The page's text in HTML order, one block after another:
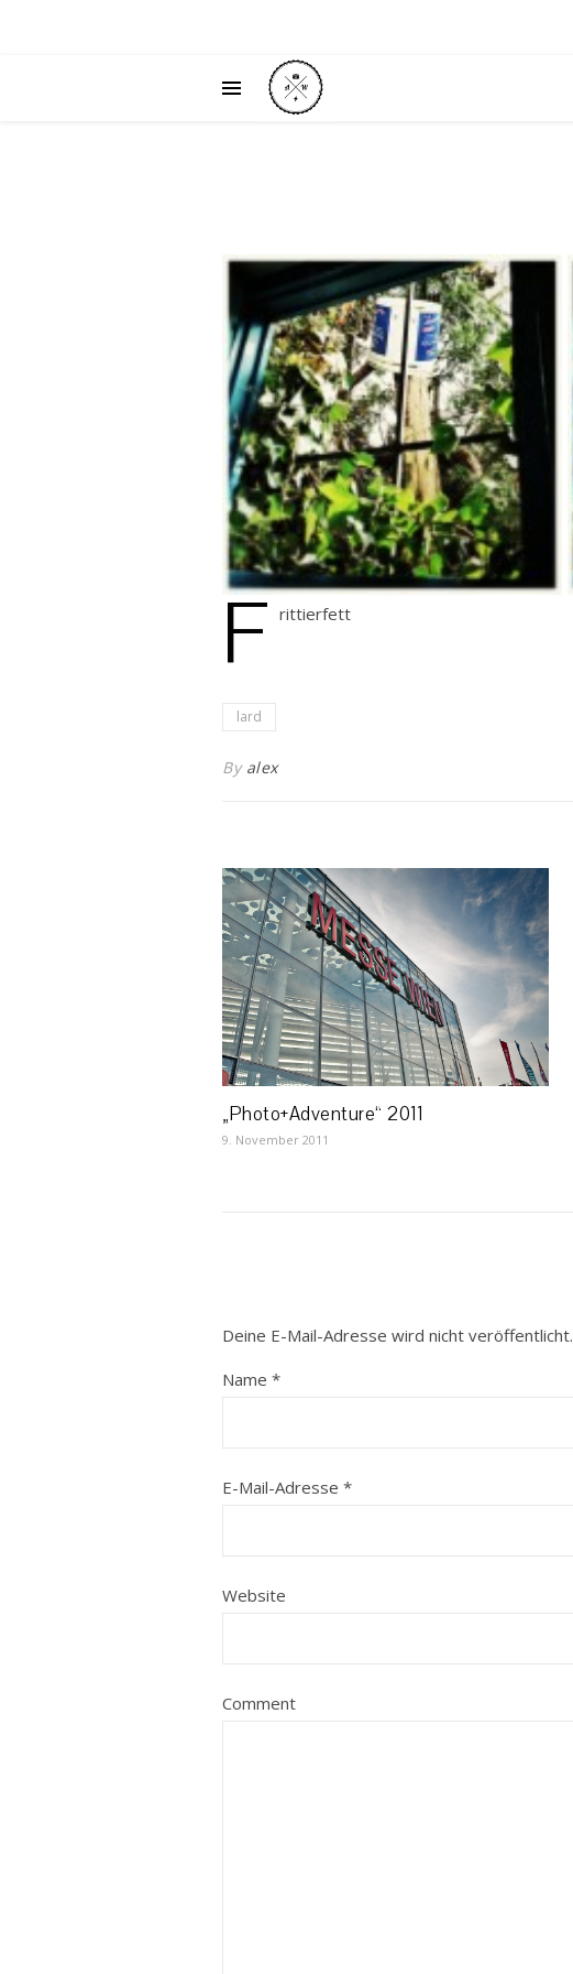
F rittierfett
lard
By alex
„Photo+Adventure“ 2011
9. November 2011
Deine E-Mail-Adresse wird nicht veröffentlicht.
Name *
E-Mail-Adresse *
Website
Comment